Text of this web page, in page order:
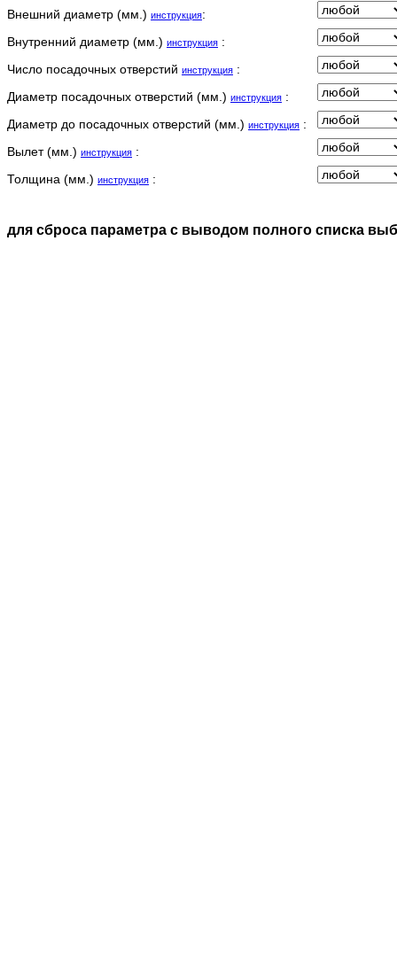
Внешний диаметр (мм.) инструкция:
Внутренний диаметр (мм.) инструкция :
Число посадочных отверстий инструкция :
Диаметр посадочных отверстий (мм.) инструкция :
Диаметр до посадочных отверстий (мм.) инструкция :
Вылет (мм.) инструкция :
Толщина (мм.) инструкция :
для сброса параметра с выводом полного списка